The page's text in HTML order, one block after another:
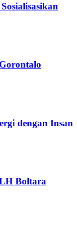
dengan Insan
Boltara